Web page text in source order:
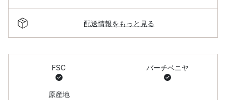
配送情報をもっと見る
FSC バーチベニヤ
原産地